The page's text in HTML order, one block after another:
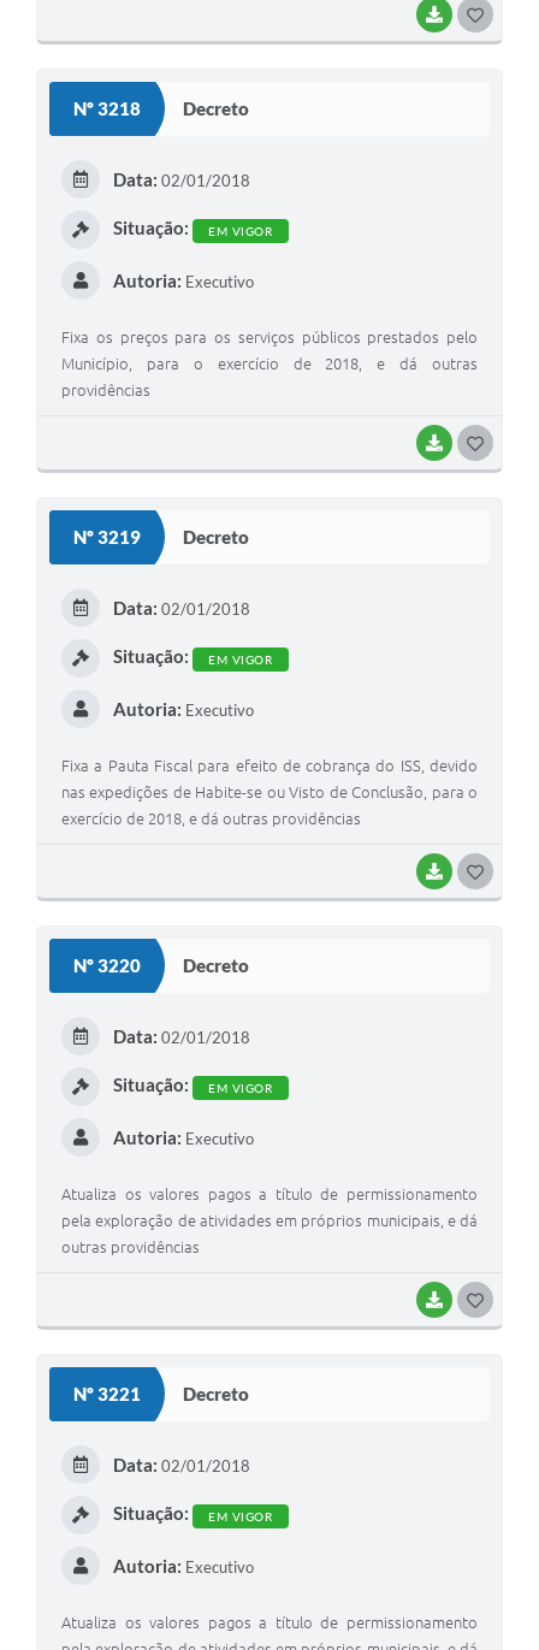
BAIXAR
Nº 3218 Decreto
BAIXAR
Data: 02/01/2018
Situação: EM VIGOR
Autoria: Executivo
Fixa os preços para os serviços públicos prestados pelo
Município, para o exercício de 2018, e dá outras
providências
Nº 3219 Decreto
BAIXAR
Data: 02/01/2018
Situação: EM VIGOR
Autoria: Executivo
Fixa a Pauta Fiscal para efeito de cobrança do ISS, devido
nas expedições de Habite-se ou Visto de Conclusão, para o
exercício de 2018, e dá outras providências
Nº 3220 Decreto
BAIXAR
Data: 02/01/2018
Situação: EM VIGOR
Autoria: Executivo
Atualiza os valores pagos a título de permissionamento
pela exploração de atividades em próprios municipais, e dá
outras providências
Nº 3221 Decreto
Data: 02/01/2018
Situação: EM VIGOR
Autoria: Executivo
Atualiza os valores pagos a título de permissionamento